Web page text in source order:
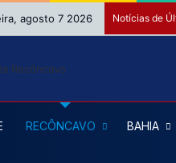
agosto 7 2026 Notícias de
RECÔNCAVO BAHIA